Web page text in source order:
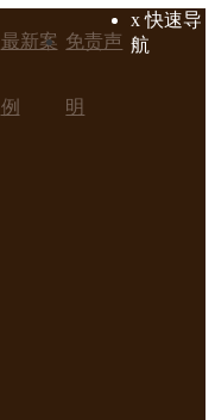
最新案
例
免责声
明
x快速导
航